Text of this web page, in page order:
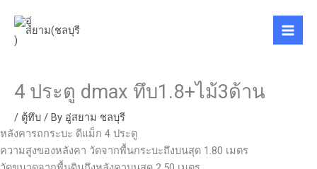
content
4 ประตู dmax ทึบ1.8+ไม้3ด้าน
/ ตู้ทึบ / By อู่สยาม ชลบุรี
หลังคารถกระบะ ดีแม็ก 4 ประตู
ความสูงของหลังคา วัดจากพื้นกระบะถึงบนสุด 1.80 เมตร